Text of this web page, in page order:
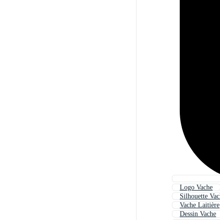
Logo Vache
Silhouette
Vache Laitière
Dessin Vache